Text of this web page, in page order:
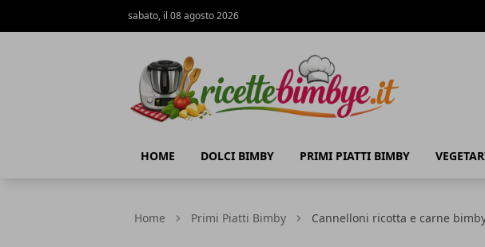
sabato, il 08 agosto 2026
HOME DOLCI BIMBY PRIMI PIATTI BIMBY
Home Primi Piatti Bimby Cannelloni ricotta e carne